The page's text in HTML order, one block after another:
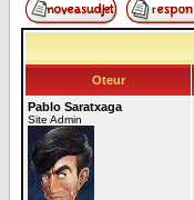
Oteur
Pablo Saratxaga
Site Admin